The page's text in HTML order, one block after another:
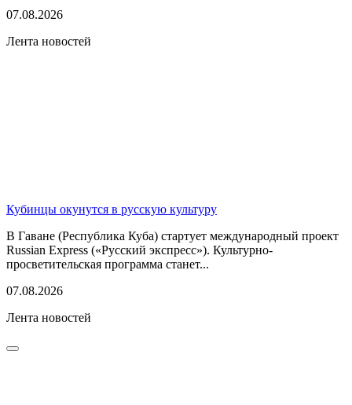
07.08.2026
Лента новостей
Кубинцы окунутся в русскую культуру
В Гаване (Республика Куба) стартует международный проект
Russian Express («Русский экспресс»). Культурно-
просветительская программа станет...
07.08.2026
Лента новостей